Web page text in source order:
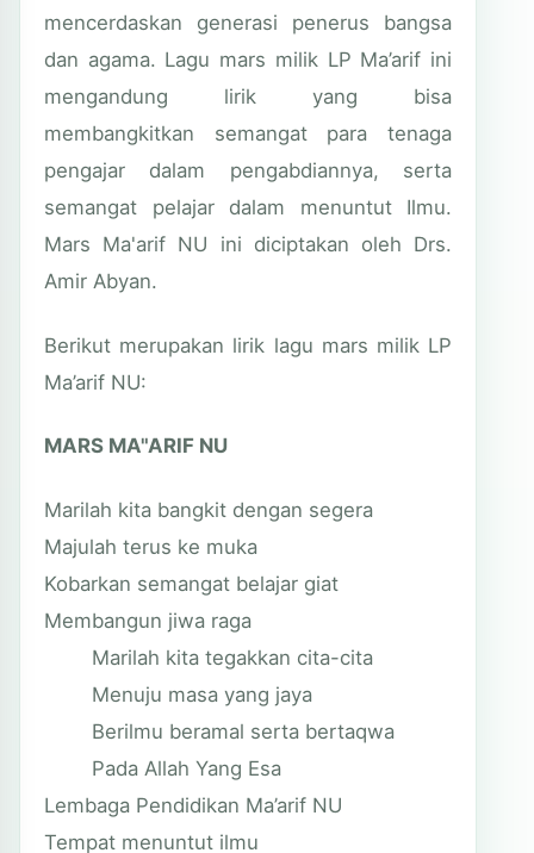
mencerdaskan generasi penerus bangsa
dan agama. Lagu mars milik LP Ma’arif ini
mengandung lirik yang bisa
membangkitkan semangat para tenaga
pengajar dalam pengabdiannya, serta
semangat pelajar dalam menuntut Ilmu.
Mars Ma'arif NU ini diciptakan oleh Drs.
Amir Abyan.
Berikut merupakan lirik lagu mars milik LP
Ma’arif NU:
MARS MA"ARIF NU
Marilah kita bangkit dengan segera
Majulah terus ke muka
Kobarkan semangat belajar giat
Membangun jiwa raga
Marilah kita tegakkan cita-cita
Menuju masa yang jaya
Berilmu beramal serta bertaqwa
Pada Allah Yang Esa
Lembaga Pendidikan Ma’arif NU
Tempat menuntut ilmu